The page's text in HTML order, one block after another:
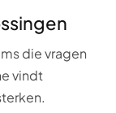
die vragen
vindt